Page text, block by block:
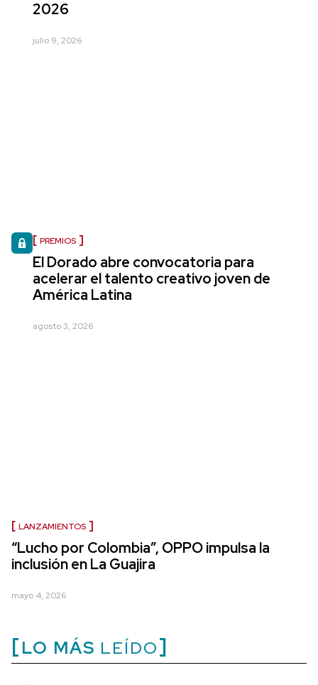
2026
julio 9, 2026
PREMIOS
El Dorado abre convocatoria para
acelerar el talento creativo joven de
América Latina
agosto 3, 2026
LANZAMIENTOS
“Lucho por Colombia”, OPPO impulsa la
inclusión en La Guajira
mayo 4, 2026
LO MÁS LEÍDO